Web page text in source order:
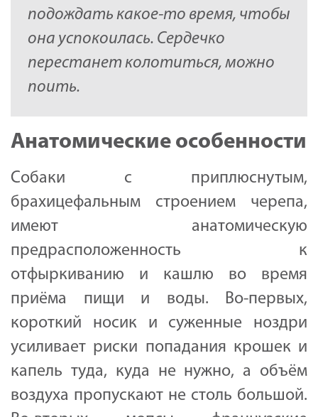
подождать какое-то время, чтобы
она успокоилась. Сердечко
перестанет колотиться, можно
поить.
Анатомические особенности
Собаки с приплюснутым,
брахицефальным строением черепа,
имеют анатомическую
предрасположенность к
отфыркиванию и кашлю во время
приёма пищи и воды. Во-первых,
короткий носик и суженные ноздри
усиливает риски попадания крошек и
капель туда, куда не нужно, а объём
воздуха пропускают не столь большой.